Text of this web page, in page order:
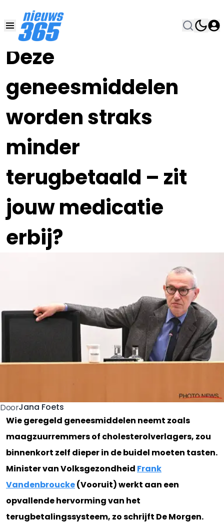
Deze
geneesmiddelen
worden straks
minder
terugbetaald – zit
jouw medicatie
erbij?
04 JUL 2025, 12:00
DoorJana Foets
Wie geregeld geneesmiddelen neemt zoals
maagzuurremmers of cholesterolverlagers, zou
binnenkort zelf dieper in de buidel moeten tasten.
Minister van Volksgezondheid Frank
Vandenbroucke(Vooruit) werkt aan een
opvallende hervorming van het
terugbetalingssysteem, zo schrijft De Morgen.